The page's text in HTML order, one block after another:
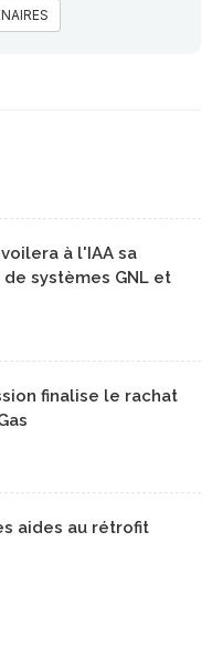
à l'IAA sa
systèmes GNL et
finalise le rachat
aides au rétrofit